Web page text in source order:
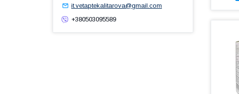
it.vetaptekalitarova@gmail.com
+380503095589